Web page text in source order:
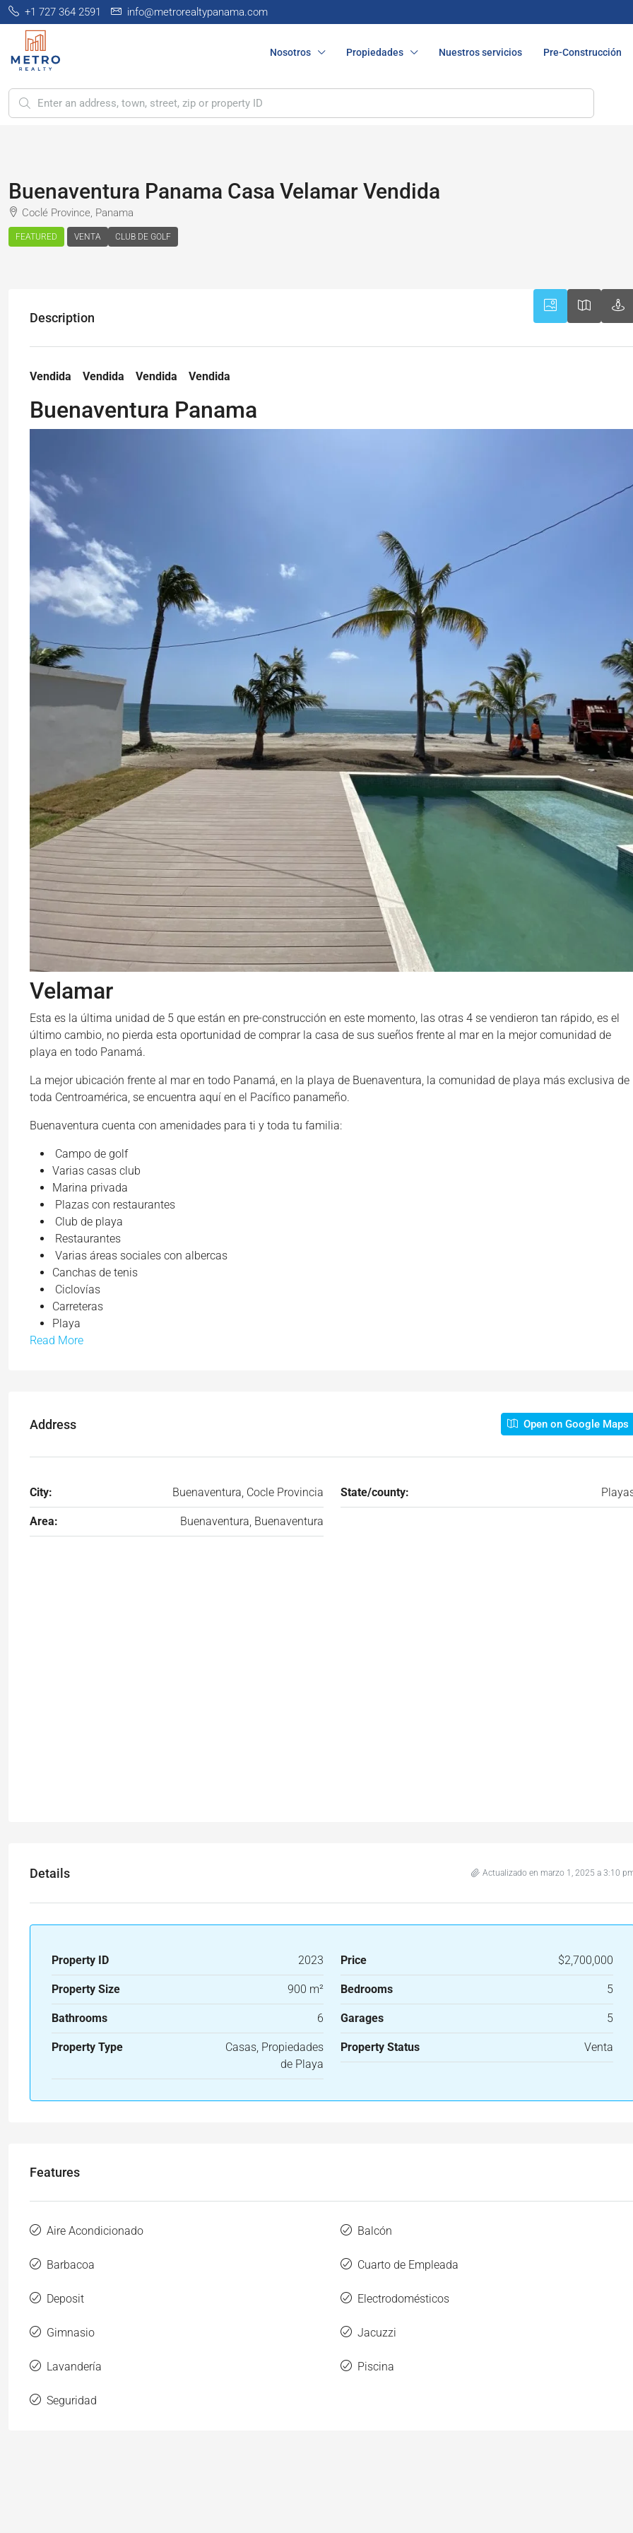
+1 727 364 2591 info@metrorealtypanama.com
Nosotros Propiedades Nuestros servicios Pre-Construcción
Buenaventura Panama Casa Velamar Vendida
Coclé Province, Panama
FEATURED VENTA CLUB DE GOLF
Description
Vendida Vendida Vendida Vendida
Buenaventura Panama
Velamar
Esta es la última unidad de 5 que están en pre-construcción en este momento, las otras 4 se vendieron tan rápido, es el
último cambio, no pierda esta oportunidad de comprar la casa de sus sueños frente al mar en la mejor comunidad de
playa en todo Panamá.
La mejor ubicación frente al mar en todo Panamá, en la playa de Buenaventura, la comunidad de playa más exclusiva de
toda Centroamérica, se encuentra aquí en el Pacífico panameño.
Buenaventura cuenta con amenidades para ti y toda tu familia:
Campo de golf
Varias casas club
Marina privada
Plazas con restaurantes
Club de playa
Restaurantes
Varias áreas sociales con albercas
Canchas de tenis
Ciclovías
Carreteras
Playa
Read More
Address Open on Google Maps
City: Buenaventura, Cocle Provincia State/county:
Area: Buenaventura, Buenaventura
Details Actualizado en marzo 1, 2025 a 3:10
Property ID 2023 Price $2,700,000
Property Size 900 m² Bedrooms 5
Bathrooms 6 Garages 5
Property Type
Casas, Propiedades
de Playa
Property Status Venta
Features
Aire Acondicionado Balcón
Barbacoa Cuarto de Empleada
Deposit Electrodomésticos
Gimnasio Jacuzzi
Lavandería Piscina
Seguridad